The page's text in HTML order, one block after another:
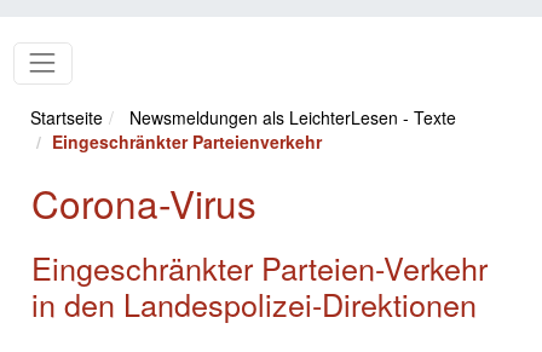
Startseite
Newsmeldungen als LeichterLesen - Texte
Eingeschränkter Parteienverkehr
Corona-Virus
Eingeschränkter Parteien-Verkehr
in den Landespolizei-Direktionen